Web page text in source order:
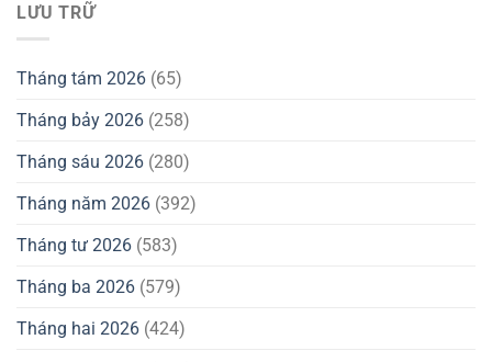
LƯU TRỮ
Tháng tám 2026 (65)
Tháng bảy 2026 (258)
Tháng sáu 2026 (280)
Tháng năm 2026 (392)
Tháng tư 2026 (583)
Tháng ba 2026 (579)
Tháng hai 2026 (424)